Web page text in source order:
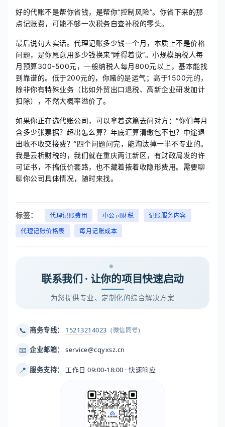
好的代账不是帮你省钱，是帮你“控制风险”。你省下来的那
点记账费，可能不够一次税务自查补税的零头。
最后说句大实话。代理记账多少钱一个月，本质上不是价格
问题，是你愿意用多少钱换来“睡得着觉”。小规模纳税人每
月预算300-500元，一般纳税人每月800元以上，基本能找
到靠谱的。低于200元的，你赌的是运气；高于1500元的，
除非你有特殊业务（比如外贸出口退税、高新企业研发加计
扣除），不然大概率溢价了。
如果你正在选代账公司，可以拿着这篇去问对方：“你们每月
含多少张票据？超出怎么算？年底汇算清缴包不包？中途退
出收不收交接费？”四个问题问完，能淘汰掉一半不专业的。
我是云析财税的，我们就在重庆两江新区，有财政局发的许
可证书，不搞低价套路，也不藏着掖着收隐形费用。需要聊
聊你公司具体情况，随时来找。
标签： 代理记账费用 小公司财税
记账服务内容
代理记账价格表
每月记账成本
联系我们 · 让你的项目快速启动
为您提供专业、定制化的综合解决方案
📞 商务专线： 15213214023 (微信同号)
📧 企业邮箱： service@cqyxsz.cn
📍 服务支持： 工作日 09:00-18:00 · 快速响应